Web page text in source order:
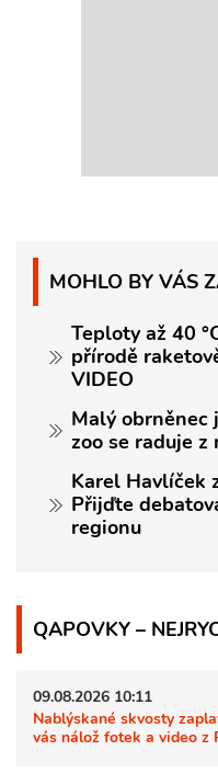
MOHLO BY VÁS
Teploty až 40
přírodě
VIDEO
Malý obrněnec
zoo se raduje z
Karel Havlíček
Přijďte
regionu
QAPOVKY –
09.08.2026 10:11
Nablýskané skvosty
vás nálož fotek a video z